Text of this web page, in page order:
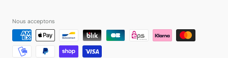
Nous acceptons